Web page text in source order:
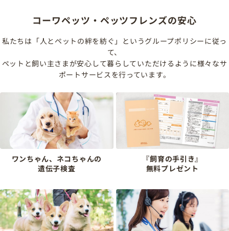
コーワペッツ・ペッツフレンズの安心
私たちは「人とペットの絆を紡ぐ」というグループポリシーに従っ
て、
ペットと飼い主さまが安心して暮らしていただけるように様々なサ
ポートサービスを行っています。
ワンちゃん、ネコちゃんの
遺伝子検査
『飼育の手引き』
無料プレゼント